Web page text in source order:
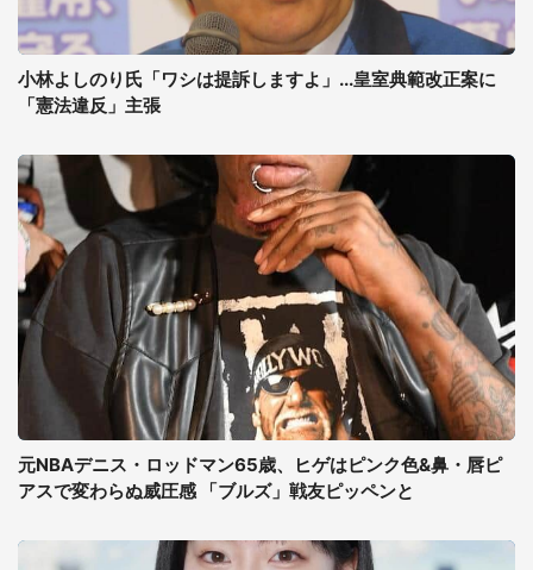
小林よしのり氏「ワシは提訴しますよ」...皇室典範改正案に
「憲法違反」主張
元NBAデニス・ロッドマン65歳、ヒゲはピンク色&鼻・唇ピ
アスで変わらぬ威圧感 「ブルズ」戦友ピッペンと